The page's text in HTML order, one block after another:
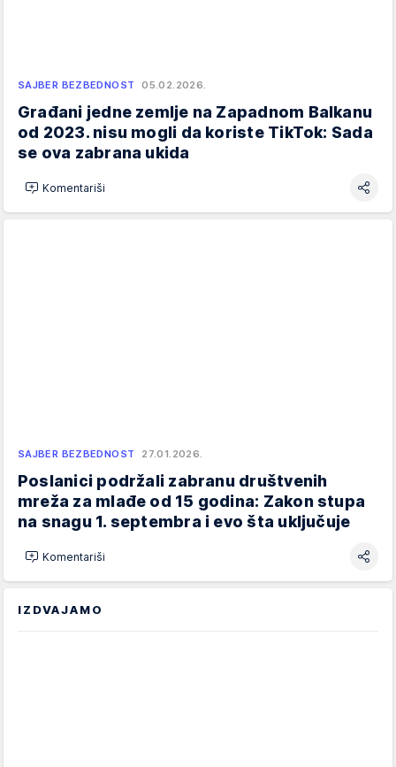
SAJBER BEZBEDNOST 05.02.2026.
Građani jedne zemlje na Zapadnom Balkanu
od 2023. nisu mogli da koriste TikTok: Sada
se ova zabrana ukida
Komentariši
SAJBER BEZBEDNOST 27.01.2026.
Poslanici podržali zabranu društvenih
mreža za mlađe od 15 godina: Zakon stupa
na snagu 1. septembra i evo šta uključuje
Komentariši
IZDVAJAMO